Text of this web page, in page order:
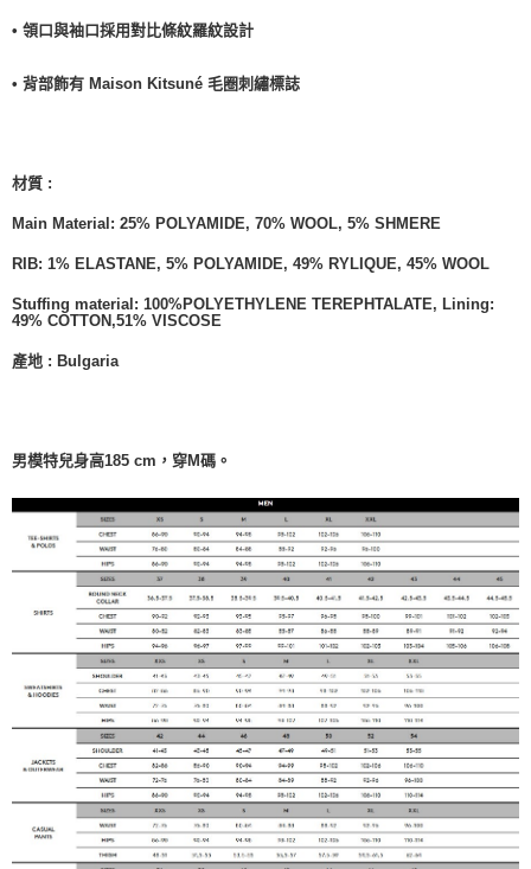
• 領口與袖口採用對比條紋羅紋設計
• 背部飾有 Maison Kitsuné 毛圈刺繡標誌
材質 :
Main Material: 25% POLYAMIDE, 70% WOOL, 5% SHMERE
RIB: 1% ELASTANE, 5% POLYAMIDE, 49% RYLIQUE, 45% WOOL
Stuffing material: 100%POLYETHYLENE TEREPHTALATE, Lining:
49% COTTON,51% VISCOSE
產地 : Bulgaria
男模特兒身高185 cm，穿M碼。